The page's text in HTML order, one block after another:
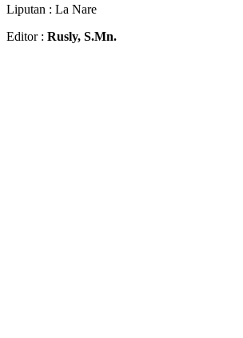
Liputan : La Nare
Editor : Rusly, S.Mn.